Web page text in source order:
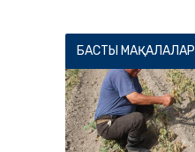
БАСТЫ МАҚАЛАЛАР